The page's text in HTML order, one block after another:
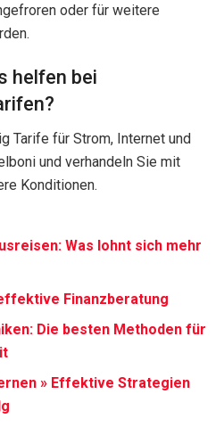
oder für weitere
helfen bei
Tarife für Strom, Internet und
und verhandeln Sie mit
Konditionen.
Was lohnt sich mehr
Finanzberatung
Die besten Methoden für
» Effektive Strategien